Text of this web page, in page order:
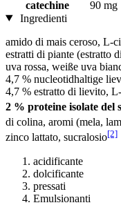
catechine
90 mg
Ingredienti
amido di mais ceroso, L-
estratti di piante (estratto
uva rossa, weiße uva
4,7 % nucleotidhaltige
4,7 % estratto di lievito,
2 % proteine isolate del
di colina, aromi (mela,
zinco lattato, sucralosio[2]
acidificante
dolcificante
pressati
Emulsionanti